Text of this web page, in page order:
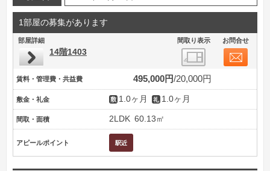
1部屋の募集があります
部屋詳細 間取り表示 お問合せ
14階1403
賃料・管理費・共益費 495,000円 20,000円
敷金・礼金 1.0ヶ月 1.0ヶ月
間取・面積 2LDK 60.13㎡
アピールポイント